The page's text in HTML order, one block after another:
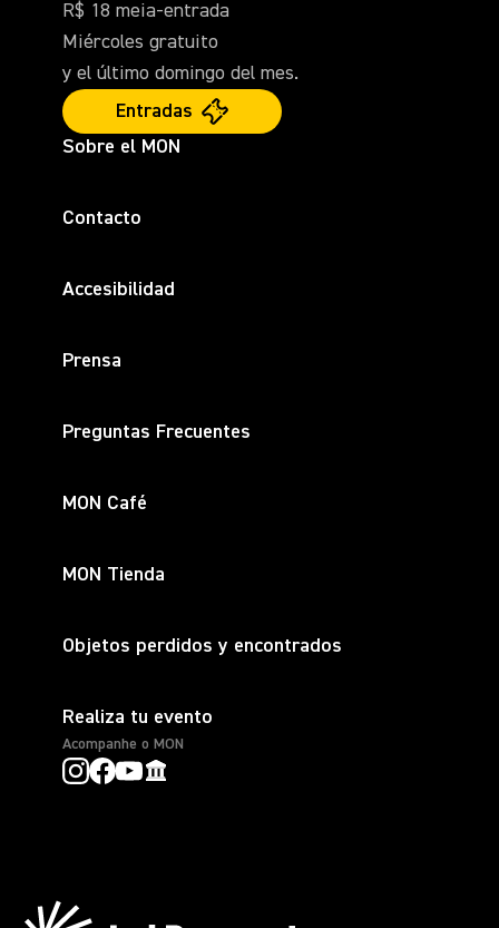
R$ 18 meia-entrada
Miércoles gratuito
y el último domingo del mes.
Entradas
Sobre el MON
Contacto
Accesibilidad
Prensa
Preguntas Frecuentes
MON Café
MON Tienda
Objetos perdidos y encontrados
Realiza tu evento
Acompanhe o MON